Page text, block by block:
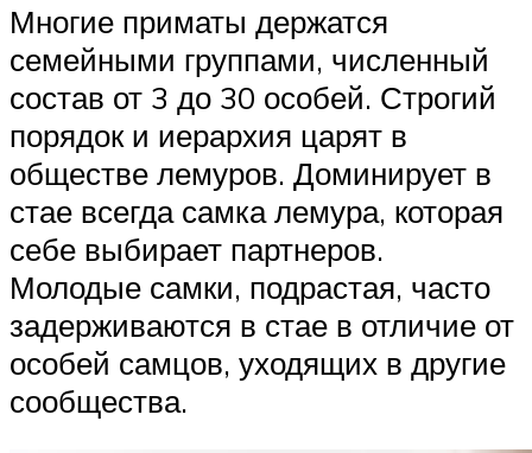
Многие приматы держатся
семейными группами, численный
состав от 3 до 30 особей. Строгий
порядок и иерархия царят в
обществе лемуров. Доминирует в
стае всегда самка лемура, которая
себе выбирает партнеров.
Молодые самки, подрастая, часто
задерживаются в стае в отличие от
особей самцов, уходящих в другие
сообщества.